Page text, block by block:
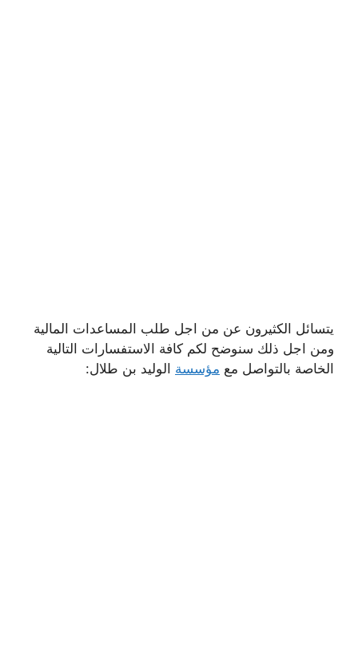
يتسائل الكثيرون عن من اجل طلب المساعدات المالية
ومن اجل ذلك سنوضح لكم كافة الاستفسارات التالية
الخاصة بالتواصل مع مؤسسة الوليد بن طلال: